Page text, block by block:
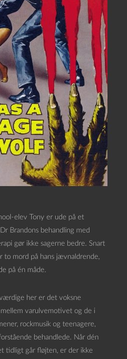
elev Tony er ude på et
Brandons behandling med
gør ikke sagerne bedre. Snart
to mord på hans jævnaldrende,
på én måde.
her er det voksne
varulvemotivet og de i
rockmusik og teenagere,
behandlede. Når dén
tidligt går fløjten, er der ikke